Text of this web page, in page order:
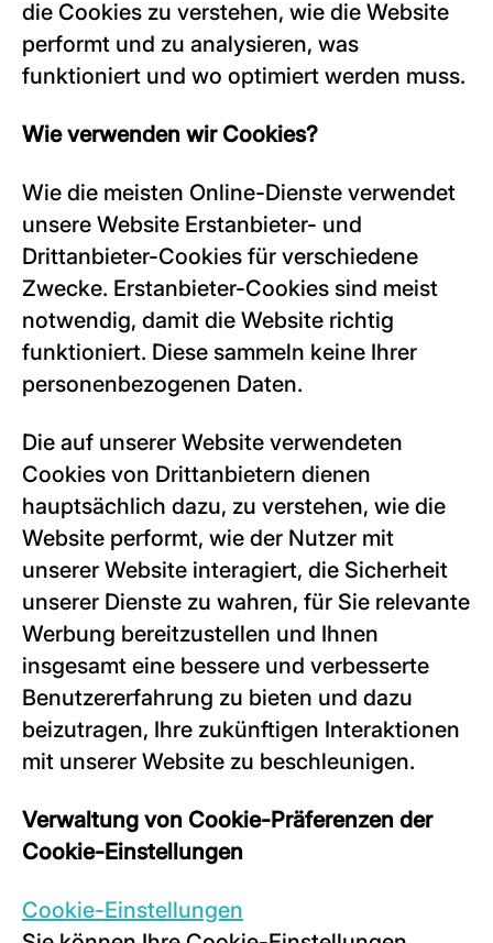
die Cookies zu verstehen, wie die Website
performt und zu analysieren, was
funktioniert und wo optimiert werden muss.
Wie verwenden wir Cookies?
Wie die meisten Online-Dienste verwendet
unsere Website Erstanbieter- und
Drittanbieter-Cookies für verschiedene
Zwecke. Erstanbieter-Cookies sind meist
notwendig, damit die Website richtig
funktioniert. Diese sammeln keine Ihrer
personenbezogenen Daten.
Die auf unserer Website verwendeten
Cookies von Drittanbietern dienen
hauptsächlich dazu, zu verstehen, wie die
Website performt, wie der Nutzer mit
unserer Website interagiert, die Sicherheit
unserer Dienste zu wahren, für Sie relevante
Werbung bereitzustellen und Ihnen
insgesamt eine bessere und verbesserte
Benutzererfahrung zu bieten und dazu
beizutragen, Ihre zukünftigen Interaktionen
mit unserer Website zu beschleunigen.
Verwaltung von Cookie-Präferenzen der
Cookie-Einstellungen
Cookie-Einstellungen